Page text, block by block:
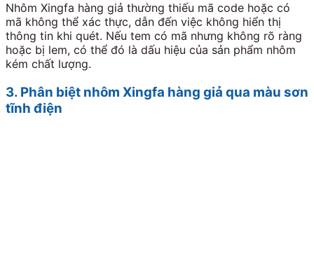
Nhôm Xingfa hàng giả thường thiếu mã code hoặc có
mã không thể xác thực, dẫn đến việc không hiển thị
thông tin khi quét. Nếu tem có mã nhưng không rõ ràng
hoặc bị lem, có thể đó là dấu hiệu của sản phẩm nhôm
kém chất lượng.
3. Phân biệt nhôm Xingfa hàng giả qua màu sơn
tĩnh điện